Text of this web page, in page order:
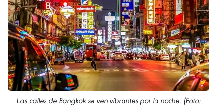
Las calles de Bangkok se ven vibrantes por la noche. (Foto: